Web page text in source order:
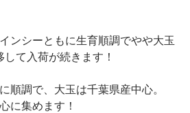
ンシーともに生育順調でやや大玉
て入荷が続きます！
順調で、大玉は千葉県産中心。
に集めます！